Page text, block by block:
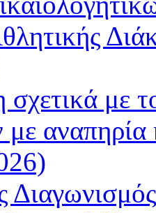
με
αναπηρία